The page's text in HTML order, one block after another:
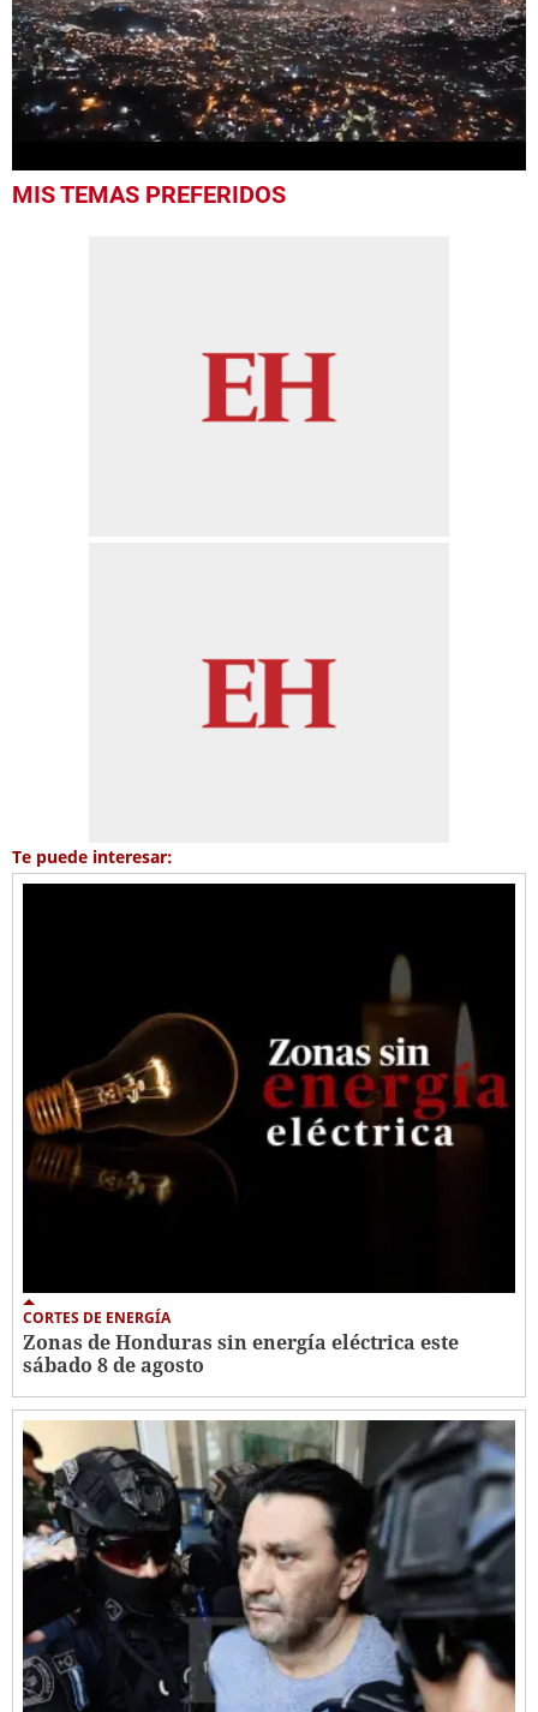
seconds
MIS TEMAS PREFERIDOS
Te puede interesar:
CORTES DE ENERGÍA
Zonas de Honduras sin energía eléctrica este
sábado 8 de agosto